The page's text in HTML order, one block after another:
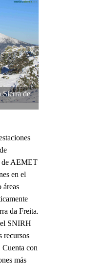
Sierra de
de AEMET
en el
áreas
da Freita.
SNIRH
recursos
Cuenta con
más